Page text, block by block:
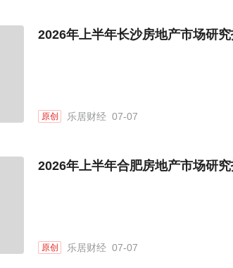
2026年上半年长沙房地产市场研
原创 乐居财经 07-07
2026年上半年合肥房地产市场研
原创 乐居财经 07-07